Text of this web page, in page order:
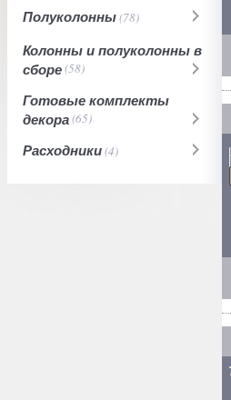
Полуколонны(78)
Колонны и полуколонны в
сборе(58)
Готовые комплекты
декора(65)
Расходники(4)